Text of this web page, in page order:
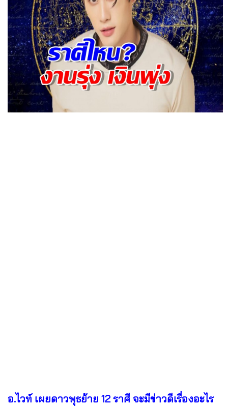
อ.ไวท์ เผยดาวพุธย้าย 12 ราศี จะมีข่าวดีเรื่องอะไร